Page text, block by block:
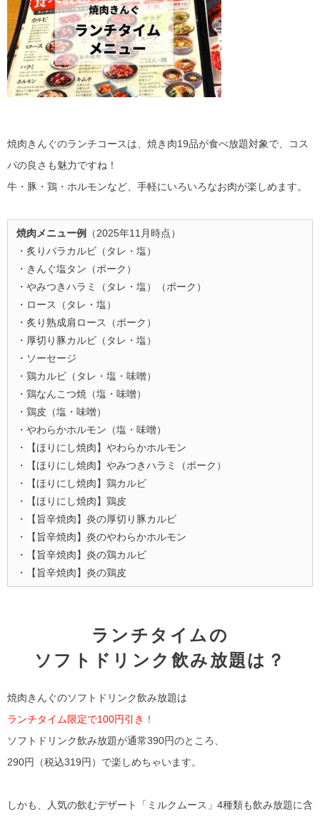
焼肉きんぐのランチコースは、焼き肉19品が食べ放題対象で、コス
パの良さも魅力ですね！
牛・豚・鶏・ホルモンなど、手軽にいろいろなお肉が楽しめます。
焼肉メニュー例
（2025年11月時点）
・炙りバラカルビ（タレ・塩）
・きんぐ塩タン（ポーク）
・やみつきハラミ（タレ・塩）（ポーク）
・ロース（タレ・塩）
・炙り熟成肩ロース（ポーク）
・厚切り豚カルビ（タレ・塩）
・ソーセージ
・鶏カルビ（タレ・塩・味噌）
・鶏なんこつ焼（塩・味噌）
・鶏皮（塩・味噌）
・やわらかホルモン（塩・味噌）
・【ほりにし焼肉】やわらかホルモン
・【ほりにし焼肉】やみつきハラミ（ポーク）
・【ほりにし焼肉】鶏カルビ
・【ほりにし焼肉】鶏皮
・【旨辛焼肉】炎の厚切り豚カルビ
・【旨辛焼肉】炎のやわらかホルモン
・【旨辛焼肉】炎の鶏カルビ
・【旨辛焼肉】炎の鶏皮
ランチタイムの
ソフトドリンク飲み放題は？
焼肉きんぐのソフトドリンク飲み放題は
ランチタイム限定で100円引き！
ソフトドリンク飲み放題が通常390円のところ、
290円（税込319円）で楽しめちゃいます。
しかも、人気の飲むデザート「ミルクムース」4種類も飲み放題に含